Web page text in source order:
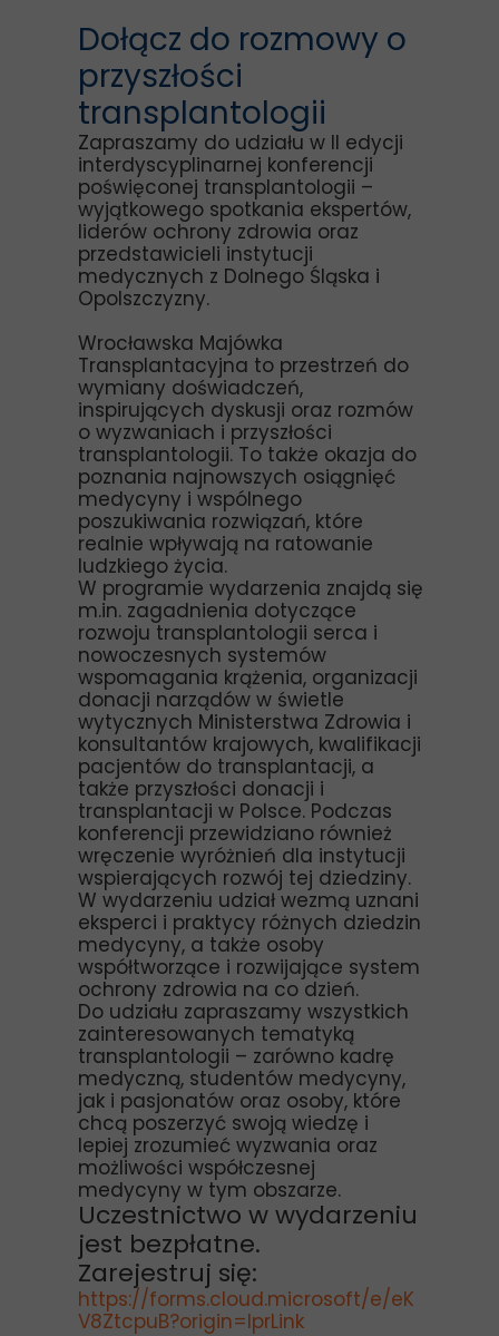
Dołącz do rozmowy o
przyszłości
transplantologii
Zapraszamy do udziału w II edycji
interdyscyplinarnej konferencji
poświęconej transplantologii –
wyjątkowego spotkania ekspertów,
liderów ochrony zdrowia oraz
przedstawicieli instytucji
medycznych z Dolnego Śląska i
Opolszczyzny.
Wrocławska Majówka
Transplantacyjna to przestrzeń do
wymiany doświadczeń,
inspirujących dyskusji oraz rozmów
o wyzwaniach i przyszłości
transplantologii. To także okazja do
poznania najnowszych osiągnięć
medycyny i wspólnego
poszukiwania rozwiązań, które
realnie wpływają na ratowanie
ludzkiego życia.
W programie wydarzenia znajdą się
m.in. zagadnienia dotyczące
rozwoju transplantologii serca i
nowoczesnych systemów
wspomagania krążenia, organizacji
donacji narządów w świetle
wytycznych Ministerstwa Zdrowia i
konsultantów krajowych, kwalifikacji
pacjentów do transplantacji, a
także przyszłości donacji i
transplantacji w Polsce. Podczas
konferencji przewidziano również
wręczenie wyróżnień dla instytucji
wspierających rozwój tej dziedziny.
W wydarzeniu udział wezmą uznani
eksperci i praktycy różnych dziedzin
medycyny, a także osoby
współtworzące i rozwijające system
ochrony zdrowia na co dzień.
Do udziału zapraszamy wszystkich
zainteresowanych tematyką
transplantologii – zarówno kadrę
medyczną, studentów medycyny,
jak i pasjonatów oraz osoby, które
chcą poszerzyć swoją wiedzę i
lepiej zrozumieć wyzwania oraz
możliwości współczesnej
medycyny w tym obszarze.
Uczestnictwo w wydarzeniu
jest bezpłatne.
Zarejestruj się:
https://forms.cloud.microsoft/e/eK
V8ZtcpuB?origin=lprLink